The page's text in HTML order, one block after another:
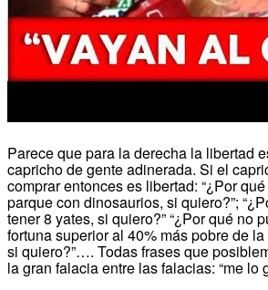
Parece que para la derecha la libertad
capricho de gente adinerada. Si el
comprar entonces es libertad: “¿Por
parque con dinosaurios, si quiero?”;
tener 8 yates, si quiero?” “¿Por qué no
fortuna superior al 40% más pobre de
si quiero?”…. Todas frases que
la gran falacia entre las falacias: “me lo